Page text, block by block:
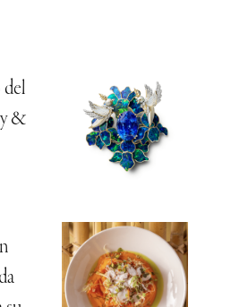
del
&